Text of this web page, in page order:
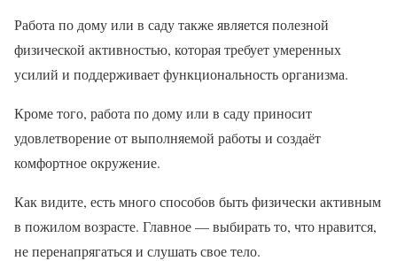
Работа по дому или в саду также является полезной
физической активностью, которая требует умеренных
усилий и поддерживает функциональность организма.
Кроме того, работа по дому или в саду приносит
удовлетворение от выполняемой работы и создаёт
комфортное окружение.
Как видите, есть много способов быть физически активным
в пожилом возрасте. Главное — выбирать то, что нравится,
не перенапрягаться и слушать свое тело.